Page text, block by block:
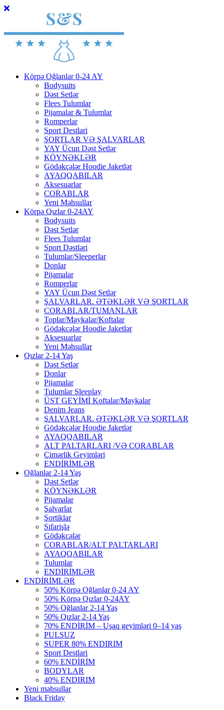
Körpə Oğlanlar 0-24 AY
Bodysuits
Dəst Setlər
Flees Tulumlar
Pijamalar & Tulumlar
Romperlar
Sport Destlari
ŞORTLAR VƏ ŞALVARLAR
YAY Ücun Dəst Setlər
KÖYNƏKLƏR
Gödəkçələr Hoodie Jaketlər
AYAQQABILAR
Aksesuarlar
CORABLAR
Yeni Məhsullar
Körpə Qızlar 0-24AY
Bodysuits
Dəst Setlər
Flees Tulumlar
Sport Dəstləri
Tulumlar/Sleeperlar
Donlar
Pijamalar
Romperlar
YAY Ücun Dəst Setlər
ŞALVARLAR. ƏTƏKLƏR VƏ ŞORTLAR
CORABLAR/TUMANLAR
Toplar/Maykalar/Koftalar
Gödəkcələr Hoodie Jaketlər
Aksesuarlar
Yeni Məhsullar
Qızlar 2-14 Yaş
Dəst Setlər
Donlar
Pijamalar
Tulumlar Sleeplay
ÜST GEYİMİ Koftalar/Maykalar
Denim Jeans
ŞALVARLAR. ƏTƏKLƏR VƏ ŞORTLAR
Gödəkcələr Hoodie Jaketlər
AYAQQABILAR
ALT PALTARLARI /VƏ CORABLAR
Çimərlik Geyimləri
ENDİRİMLƏR
Oğlanlar 2-14 Yaş
Dəst Setlər
KÖYNƏKLƏR
Pijamalar
Şalvarlar
Şortiklar
Sifarişlə
Gödəkcələr
CORABLAR/ALT PALTARLARI
AYAQQABILAR
Tulumlar
ENDİRİMLƏR
ENDİRİMLƏR
50% Körpə Oğlanlar 0-24 AY
50% Körpə Qızlar 0-24AY
50% Oğlanlar 2-14 Yaş
50% Qızlar 2-14 Yaş
70% ENDİRİM – Uşaq geyimləri 0–14 yaş
PULSUZ
SUPER 80% ENDIRIM
Sport Destlari
60% ENDİRİM
BODYLAR
40% ENDIRIM
Yeni məhsullar
Black Friday